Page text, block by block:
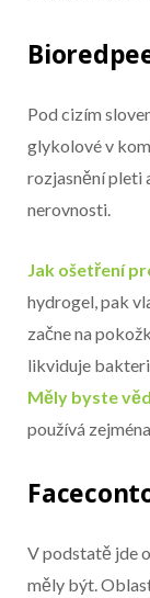
Pod cizím
glykolové v
rozjasnění pleti
nerovnosti.
Jak ošetření
hydrogel, pak
začne na
likviduje
Měly byste
používá
V podstatě jde
měly být.